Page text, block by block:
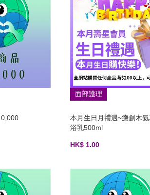
面部護理
本月生日月禮遇~癒創木
浴乳500ml
HK$ 1.00